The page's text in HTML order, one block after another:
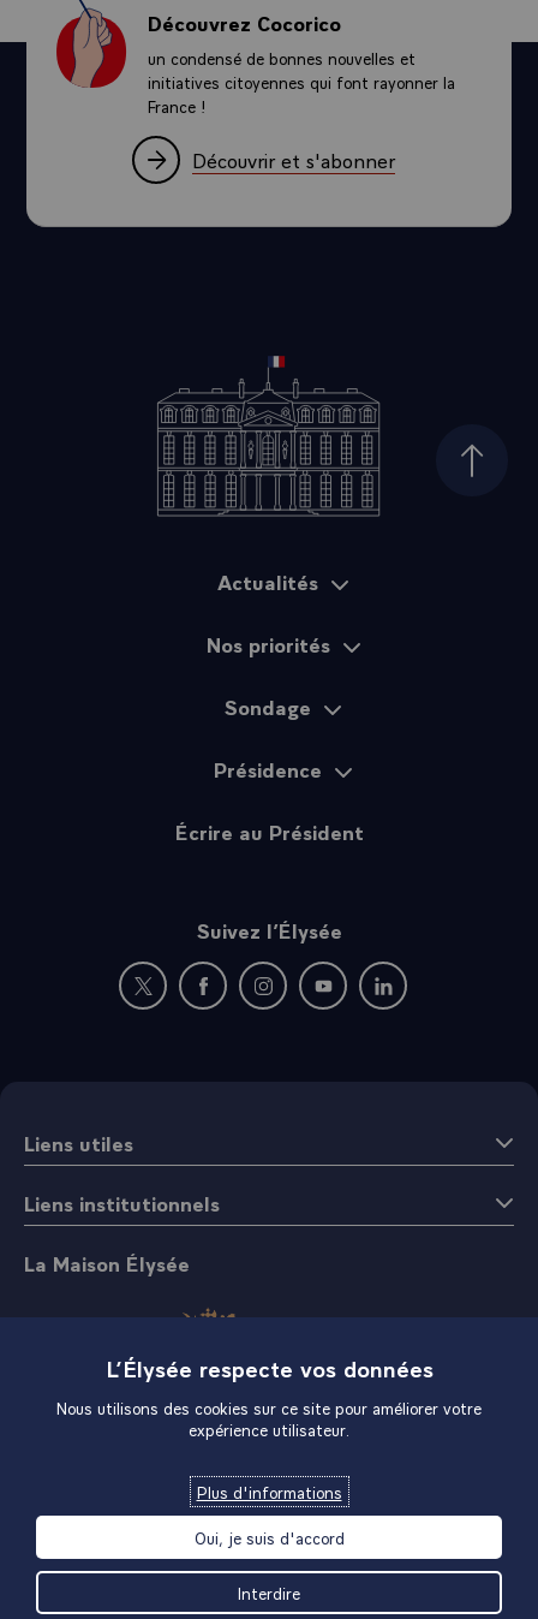
Découvrez Cocorico
un condensé de bonnes nouvelles et
initiatives citoyennes qui font rayonner la
France !
Découvrir et s'abonner
Haut
Actualités
Nos priorités
Sondage
Présidence
Écrire au Président
Suivez l’Élysée
Nouvelle fenêtre : rejoignez-nous sur Twitter
Nouvelle fenêtre : rejoignez-nous sur
Nouvelle fenêtre : rejoignez-nous
Nouvelle fenêtre :
Nouvelle fenêtre :
Liens utiles
Liens institutionnels
La Maison Élysée
L’Élysée respecte vos données
Nous utilisons des cookies sur ce site pour améliorer votre
expérience utilisateur.
Plus d'informations
Oui, je suis d'accord
Interdire